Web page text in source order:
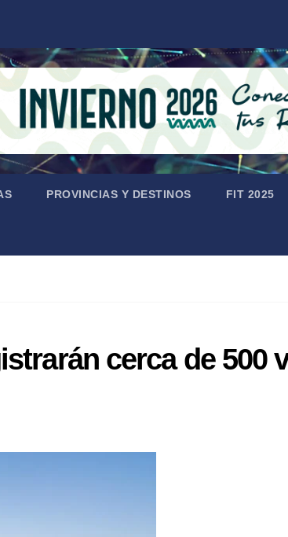
PROVINCIAS Y DESTINOS FIT 2025
cerca de 500